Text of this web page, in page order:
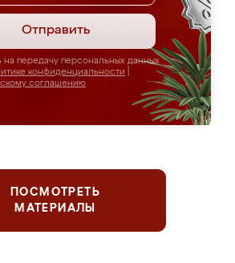
Отправить
передачу персональных данных
конфиденциальности
соглашению
ПОСМОТРЕТЬ
МАТЕРИАЛЫ